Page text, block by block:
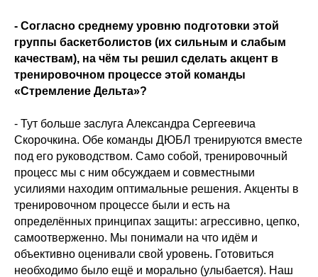
- Согласно среднему уровню подготовки этой
группы баскетболистов (их сильным и слабым
качествам), на чём ты решил сделать акцент в
тренировочном процессе этой команды
«Стремление Дельта»?
- Тут больше заслуга Александра Сергеевича
Скорочкина. Обе команды ДЮБЛ тренируются вместе
под его руководством. Само собой, тренировочный
процесс мы с ним обсуждаем и совместными
усилиями находим оптимальные решения. Акценты в
тренировочном процессе были и есть на
определённых принципах защиты: агрессивно, цепко,
самоотверженно. Мы понимали на что идём и
объективно оценивали свой уровень. Готовиться
необходимо было ещё и морально (улыбается). Наш